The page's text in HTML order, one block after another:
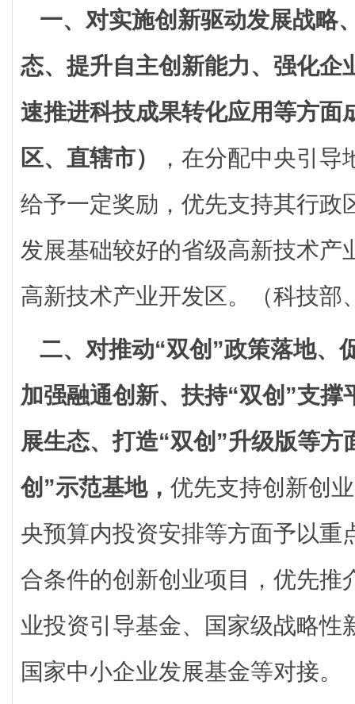
一、对实施创新驱动发展战略
态、提升自主创新能力、强化企
速推进科技成果转化应用等方面
区、直辖市）
，在分配中央引
给予一定奖励，优先支持其行政
发展基础较好的省级高新技术产
高新技术产业开发区。（科技部
二、对推动“双创”政策落地、
加强融通创新、扶持“双创”支撑
展生态、打造“双创”升级版等方
创”示范基地， 优先支持创新创
央预算内投资安排等方面予以重
合条件的创新创业项目，优先推
业投资引导基金、国家级战略性
国家中小企业发展基金等对接。